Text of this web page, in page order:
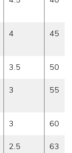
4 45
3.5 50
3 55
3 60
2.5 63